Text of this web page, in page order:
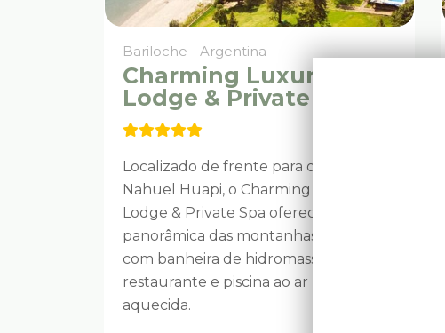
Bariloche - Argentina
Charming Luxury
Lodge & Private Spa
Localizado de frente para o Lago
Nahuel Huapi, o Charming Luxury
Lodge & Private Spa oferece uma vista
panorâmica das montanhas, quartos
com banheira de hidromassagem,
restaurante e piscina ao ar livre
aquecida.